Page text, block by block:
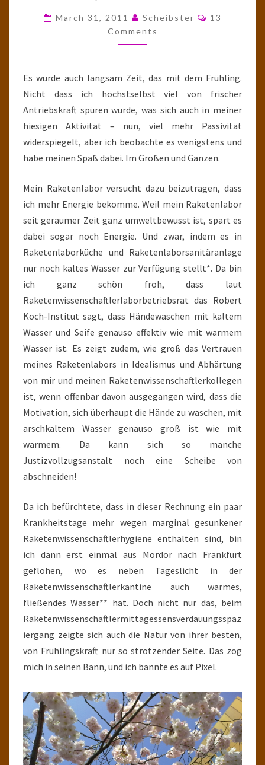
TEIL
XXXI
March 31, 2011 Scheibster Comments
13
Comments
Es wurde auch langsam Zeit, das mit dem Frühling.
Nicht dass ich höchstselbst viel von frischer
Antriebskraft spüren würde, was sich auch in meiner
hiesigen Aktivität – nun, viel mehr Passivität
widerspiegelt, aber ich beobachte es wenigstens und
habe meinen Spaß dabei. Im Großen und Ganzen.
Mein Raketenlabor versucht dazu beizutragen, dass
ich mehr Energie bekomme. Weil mein Raketenlabor
seit geraumer Zeit ganz umweltbewusst ist, spart es
dabei sogar noch Energie. Und zwar, indem es in
Raketenlaborküche und Raketenlaborsanitäranlage
nur noch kaltes Wasser zur Verfügung stellt*. Da bin
ich ganz schön froh, dass laut
Raketenwissenschaftlerlaborbetriebsrat das Robert
Koch-Institut sagt, dass Händewaschen mit kaltem
Wasser und Seife genauso effektiv wie mit warmem
Wasser ist. Es zeigt zudem, wie groß das Vertrauen
meines Raketenlabors in Idealismus und Abhärtung
von mir und meinen Raketenwissenschaftlerkollegen
ist, wenn offenbar davon ausgegangen wird, dass die
Motivation, sich überhaupt die Hände zu waschen, mit
arschkaltem Wasser genauso groß ist wie mit
warmem. Da kann sich so manche
Justizvollzugsanstalt noch eine Scheibe von
abschneiden!
Da ich befürchtete, dass in dieser Rechnung ein paar
Krankheitstage mehr wegen marginal gesunkener
Raketenwissenschaftlerhygiene enthalten sind, bin
ich dann erst einmal aus Mordor nach Frankfurt
geflohen, wo es neben Tageslicht in der
Raketenwissenschaftlerkantine auch warmes,
fließendes Wasser** hat. Doch nicht nur das, beim
Raketenwissenschaftlermittagessensverdauungsspaz
iergang zeigte sich auch die Natur von ihrer besten,
von Frühlingskraft nur so strotzender Seite. Das zog
mich in seinen Bann, und ich bannte es auf Pixel.